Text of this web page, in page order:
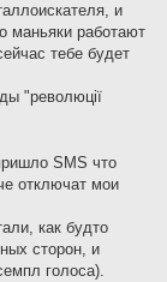
и
маньяки работают
тебе будет
"революцiї
SMS что
отключат мои
как будто
сторон, и
голоса).